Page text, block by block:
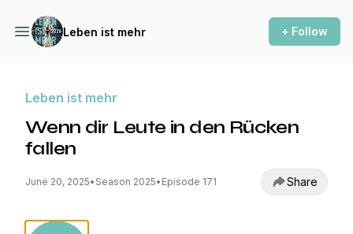
Leben ist mehr + Follow
Leben ist mehr
Wenn dir Leute in den Rücken
fallen
June 20, 2025• Season 2025• Episode 171 Share